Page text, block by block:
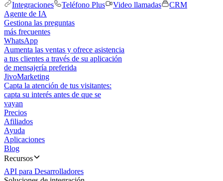
Integraciones
Teléfono Plus Video llamadas
CRM
Agente de IA
Gestiona las preguntas
más frecuentes
WhatsApp
Aumenta las ventas y ofrece asistencia
a tus clientes a través de su aplicación
de mensajería preferida
JivoMarketing
Capta la atención de tus visitantes:
capta su interés antes de que se
vayan
Precios
Afiliados
Ayuda
Aplicaciones
Blog
Recursos
API para Desarrolladores